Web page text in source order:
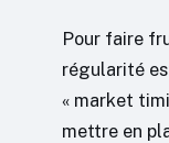
Pour faire
régularité
« market
mettre en